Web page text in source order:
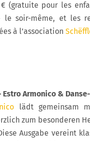
(gratuite pour les
soir-même, et les
à l’association
Estro Armonico &
lädt gemeinsam
zum besonderen
Ausgabe vereint